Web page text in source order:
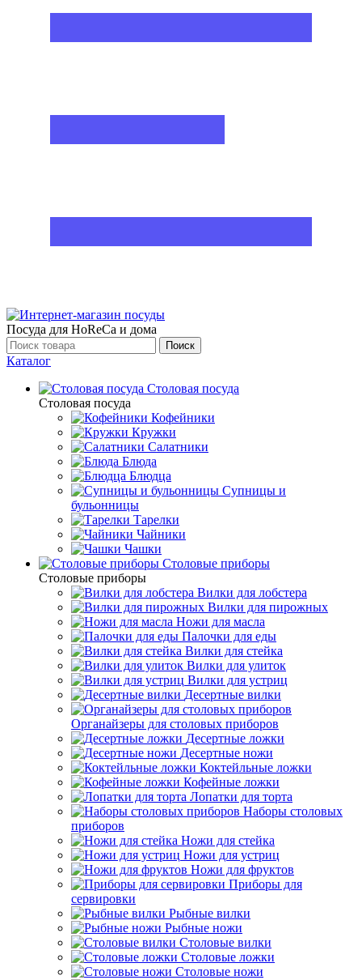
Посуда для HoReCa и дома
Поиск
Каталог
Столовая посуда
Столовая посуда
Кофейники
Кружки
Салатники
Блюда
Блюдца
Супницы и
бульонницы
Тарелки
Чайники
Чашки
Cтоловые приборы
Cтоловые приборы
Вилки для лобстера
Вилки для пирожных
Ножи для масла
Палочки для еды
Вилки для стейка
Вилки для улиток
Вилки для устриц
Десертные вилки
Органайзеры для столовых приборов
Десертные ложки
Десертные ножи
Коктейльные ложки
Кофейные ложки
Лопатки для торта
Наборы столовых
приборов
Ножи для стейка
Ножи для устриц
Ножи для фруктов
Приборы для
сервировки
Рыбные вилки
Рыбные ножи
Столовые вилки
Столовые ложки
Столовые ножи